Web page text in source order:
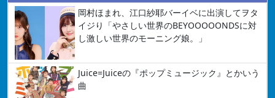
岡村ほまれ、江口紗耶バーイベに出演してヲタ
イジり「やさしい世界のBEYOOOOONDSに対
し激しい世界のモーニング娘。」
Juice=Juiceの『ポップミュージック』とかいう
曲